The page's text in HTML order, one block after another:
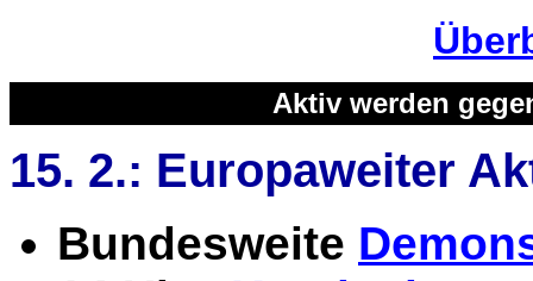
Aktiv werden
15. 2.: Europaweiter
Bundesweite